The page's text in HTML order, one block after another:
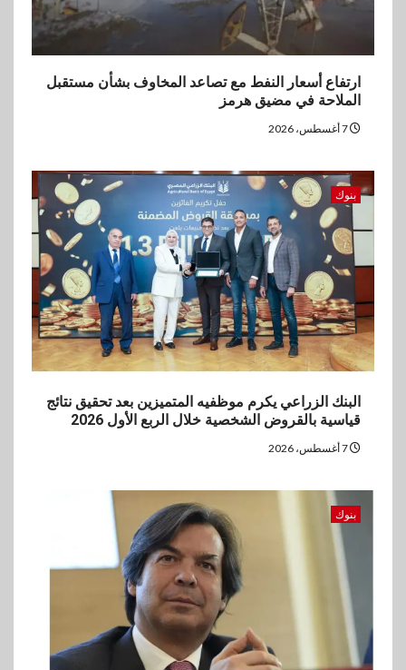
ارتفاع أسعار النفط مع تصاعد المخاوف بشأن مستقبل
الملاحة في مضيق هرمز
بنوك
البنك الزراعي يكرم موظفيه المتميزين بعد تحقيق نتائج
قياسية بالقروض الشخصية خلال الربع الأول 2026
بنوك